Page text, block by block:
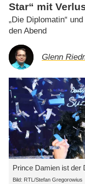
Star“ mit
„Die Diplomatin“
den Abend
Glenn
Prince Damien ist der
Bild: RTL/Stefan Gregorowius